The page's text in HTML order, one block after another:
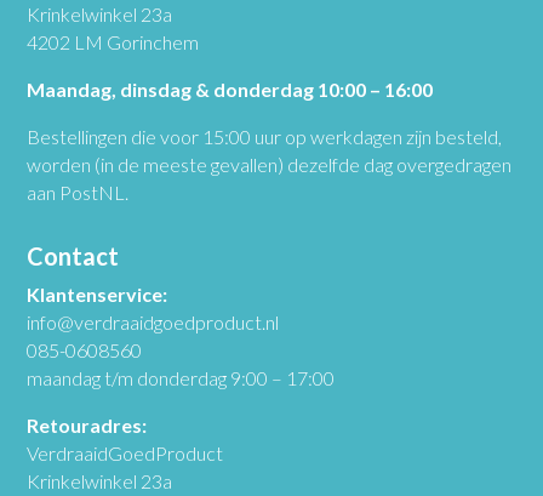
Krinkelwinkel 23a
4202 LM Gorinchem
Maandag, dinsdag & donderdag 10:00 – 16:00
Bestellingen die voor 15:00 uur op werkdagen zijn besteld,
worden (in de meeste gevallen) dezelfde dag overgedragen
aan PostNL.
Contact
Klantenservice:
info@verdraaidgoedproduct.nl
085-0608560
maandag t/m donderdag 9:00 – 17:00
Retouradres:
VerdraaidGoedProduct
Krinkelwinkel 23a